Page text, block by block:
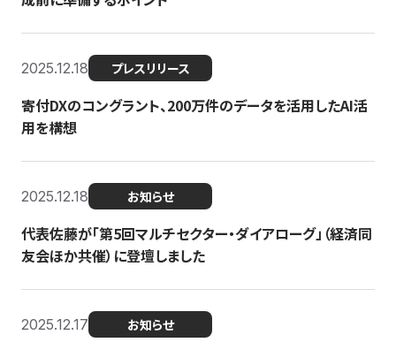
2025.12.18 プレスリリース
寄付DXのコングラント、200万件のデータを活用したAI活
用を構想
2025.12.18 お知らせ
代表佐藤が「第5回マルチセクター・ダイアローグ」（経済同
友会ほか共催）に登壇しました
2025.12.17 お知らせ